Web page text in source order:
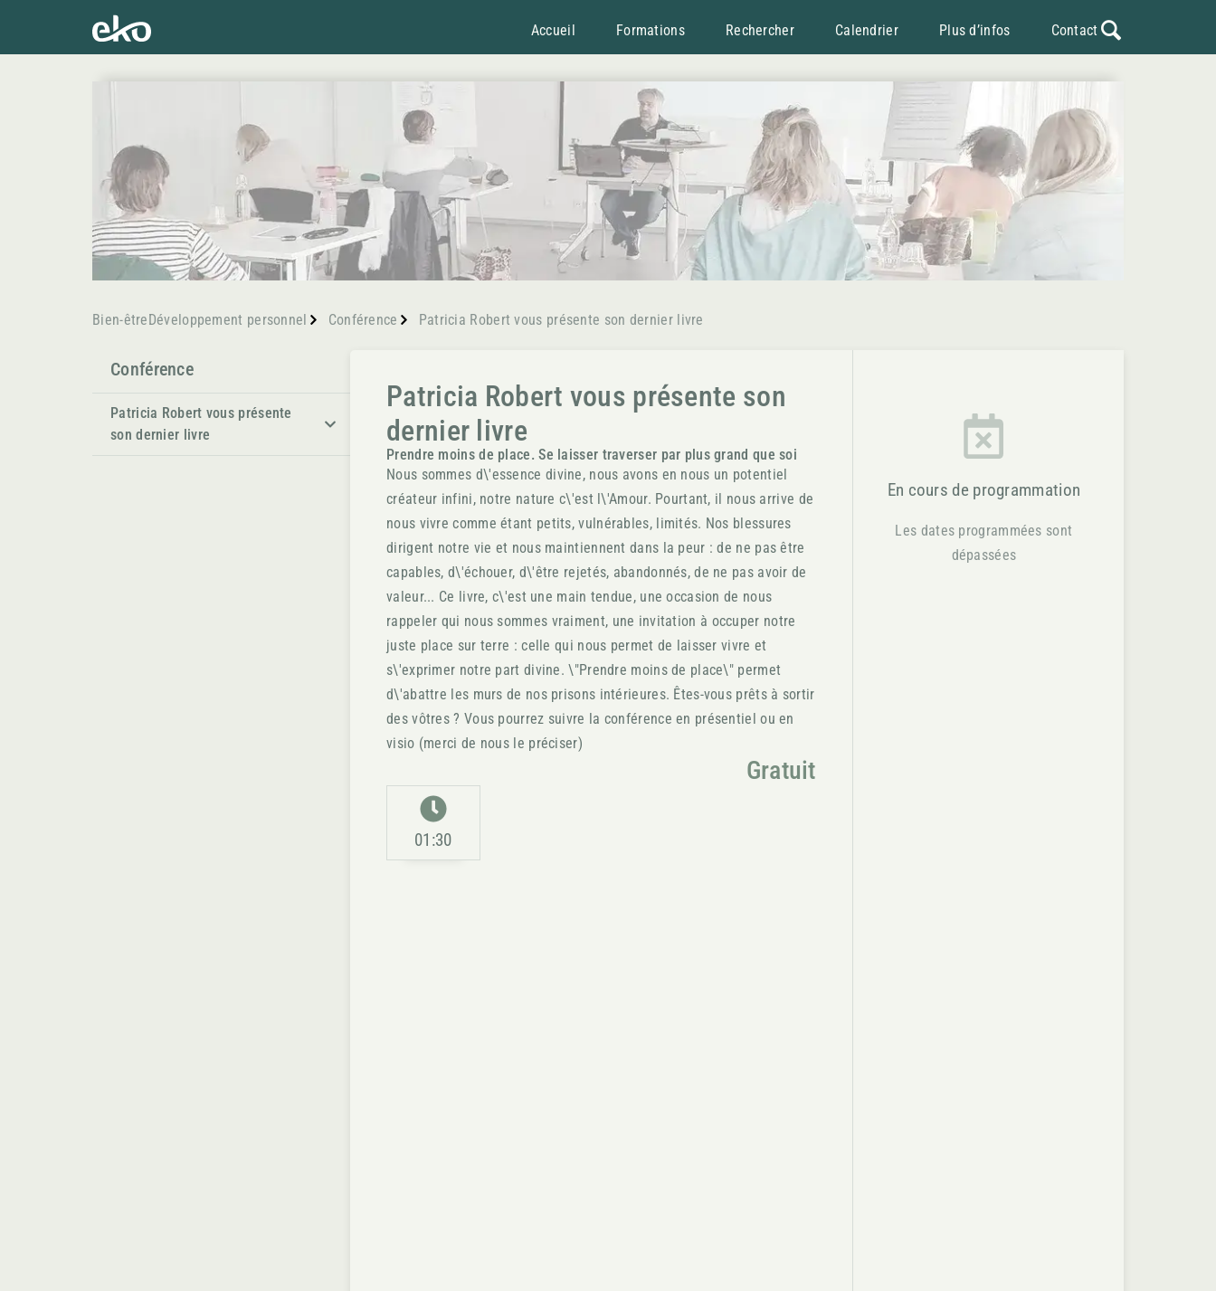
Accueil Formations Rechercher Calendrier Plus d’infos Contact
Bien-êtreDéveloppement personnel Conférence Patricia Robert vous présente son dernier livre
Conférence
Patricia Robert vous présente
son dernier livre
Patricia Robert vous présente son
dernier livre
Prendre moins de place. Se laisser traverser par plus grand que soi
Nous sommes d\'essence divine, nous avons en nous un potentiel
créateur infini, notre nature c\'est l\'Amour. Pourtant, il nous arrive de
nous vivre comme étant petits, vulnérables, limités. Nos blessures
dirigent notre vie et nous maintiennent dans la peur : de ne pas être
capables, d\'échouer, d\'être rejetés, abandonnés, de ne pas avoir de
valeur... Ce livre, c\'est une main tendue, une occasion de nous
rappeler qui nous sommes vraiment, une invitation à occuper notre
juste place sur terre : celle qui nous permet de laisser vivre et
s\'exprimer notre part divine. \"Prendre moins de place\" permet
d\'abattre les murs de nos prisons intérieures. Êtes-vous prêts à sortir
des vôtres ? Vous pourrez suivre la conférence en présentiel ou en
visio (merci de nous le préciser)
Gratuit
01:30
En cours de programmation
Les dates programmées sont
dépassées